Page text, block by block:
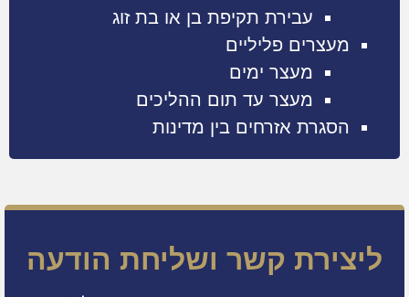
עבירת תקיפת בן או בת זוג
מעצרים פליליים
מעצר ימים
מעצר עד תום ההליכים
הסגרת אזרחים בין מדינות
ליצירת קשר ושליחת הודעה